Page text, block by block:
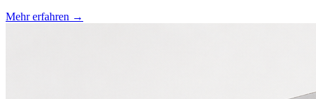
Mehr erfahren →